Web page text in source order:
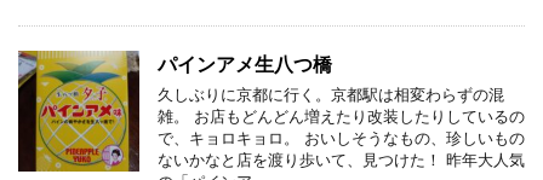
パインアメ生八つ橋
久しぶりに京都に行く。京都駅は相変わらずの混
雑。 お店もどんどん増えたり改装したりしているの
で、キョロキョロ。 おいしそうなもの、珍しいもの
ないかなと店を渡り歩いて、見つけた！ 昨年大人気